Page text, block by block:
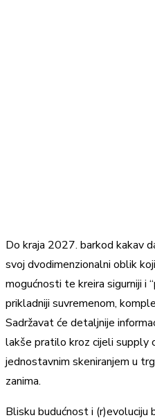
Do kraja 2027. barkod kakav
svoj dvodimenzionalni oblik
mogućnosti te kreira sigurniji i
prikladniji suvremenom,
Sadržavat će detaljnije
lakše pratilo kroz cijeli supply
jednostavnim skeniranjem u
zanima.
Blisku budućnost i (r)evoluciju